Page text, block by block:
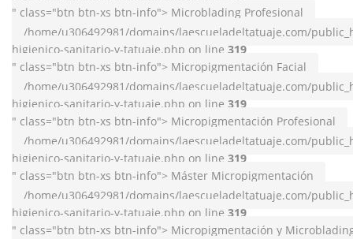
" class="btn btn-xs btn-info"> Microblading Profesional
/home/u306492981/domains/laescueladeltatuaje.com/
higienico-sanitario-y-tatuaje.php on line 319
" class="btn btn-xs btn-info"> Micropigmentación Facial
/home/u306492981/domains/laescueladeltatuaje.com/
higienico-sanitario-y-tatuaje.php on line 319
" class="btn btn-xs btn-info"> Micropigmentación Profesional
/home/u306492981/domains/laescueladeltatuaje.com/
higienico-sanitario-y-tatuaje.php on line 319
" class="btn btn-xs btn-info"> Máster Micropigmentación
/home/u306492981/domains/laescueladeltatuaje.com/
higienico-sanitario-y-tatuaje.php on line 319
" class="btn btn-xs btn-info"> Micropigmentación y